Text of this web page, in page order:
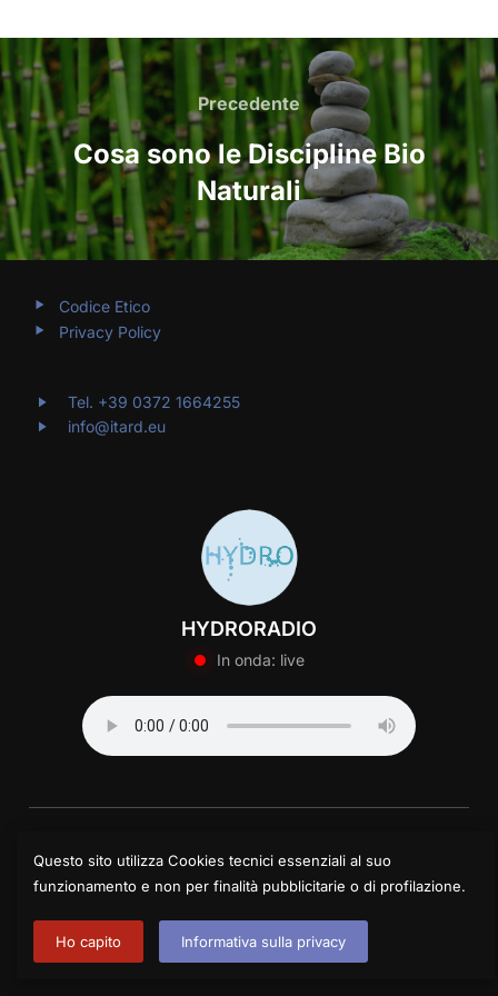
NAVIGAZIONE
ARTICOLI
Precedente
Precedente
Cosa sono le Discipline Bio
Naturali
Codice Etico
Privacy Policy
Tel. +39 0372 1664255
info@itard.eu
HYDRORADIO
In onda: live
Via Tucidide 56 – 20134 Milano
Piazza delle Tranvie 6/7 – 26100 Cremona
Version: 2.0
Powered by WordPressandImago Editorwith a custom version of
Inspiro theme by WPZOOM
Questo sito utilizza Cookies tecnici essenziali al suo
funzionamento e non per finalità pubblicitarie o di profilazione.
Ho capito Informativa sulla privacy